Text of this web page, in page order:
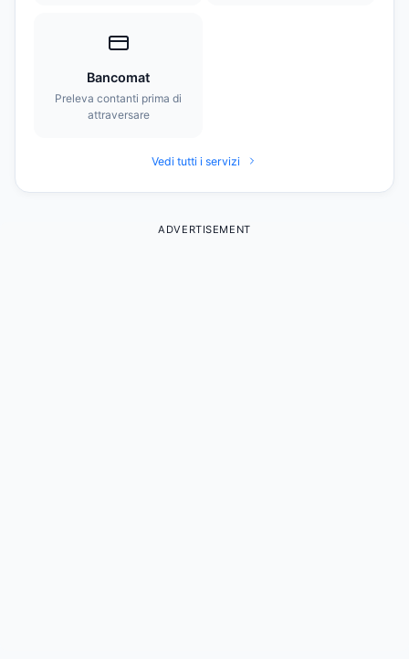
Bancomat
Preleva contanti prima di
attraversare
Vedi tutti i servizi
ADVERTISEMENT